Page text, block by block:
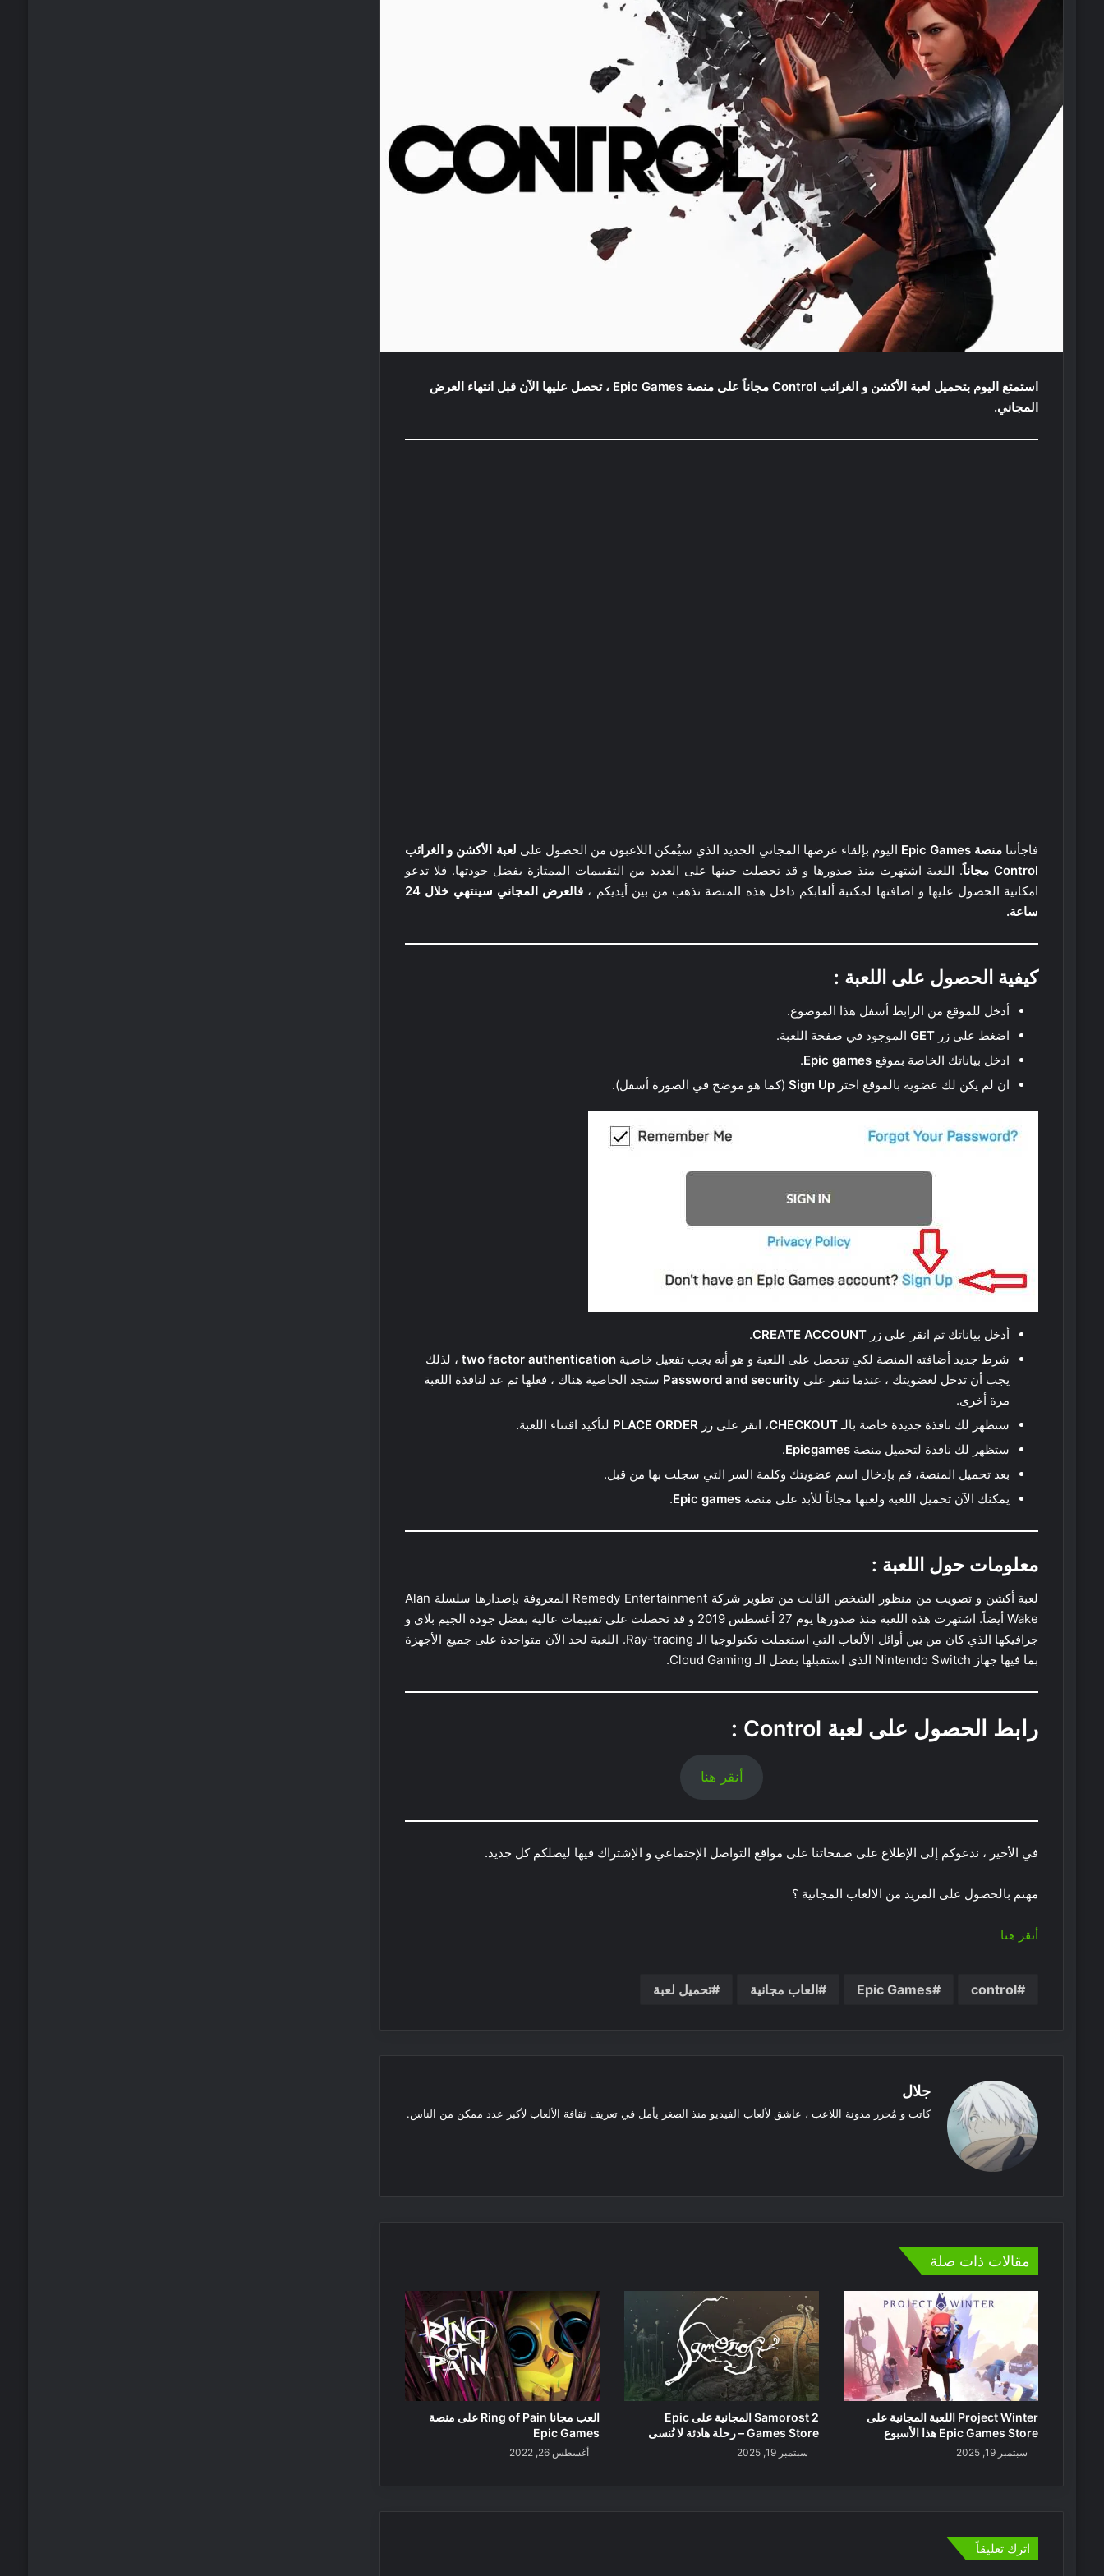
استمتع اليوم بتحميل لعبة الأكشن و الغرائب Control مجاناً على منصة Epic Games ، تحصل عليها الآن قبل انتهاء العرض
المجاني.
فاجأتنا منصة Epic Games اليوم بإلقاء عرضها المجاني الجديد الذي سيُمكن اللاعبون من الحصول على لعبة الأكشن و الغرائب
Control مجاناً
. اللعبة اشتهرت منذ صدورها و قد تحصلت حينها على العديد من التقييمات الممتازة بفضل جودتها. فلا تدعو
امكانية الحصول عليها و اضافتها لمكتبة ألعابكم داخل هذه المنصة تذهب من بين أيديكم ،
فالعرض المجاني سينتهي خلال 24
ساعة.
كيفية الحصول على اللعبة :
أدخل للموقع من الرابط أسفل هذا الموضوع.
اضغط على زر GETالموجود في صفحة اللعبة.
ادخل بياناتك الخاصة بموقع Epic games
.
ان لم يكن لك عضوية بالموقع اختر Sign Up(كما هو موضح في الصورة أسفل).
أدخل بياناتك ثم انقر على زر CREATE ACCOUNT
.
شرط جديد أضافته المنصة لكي تتحصل على اللعبة و هو أنه يجب تفعيل خاصية two factor authentication ، لذلك
يجب أن تدخل لعضويتك ، عندما تنقر على Password and security ستجد الخاصية هناك ، فعلها ثم عد لنافذة اللعبة
مرة أخرى.
ستظهر لك نافذة جديدة خاصة بالـ CHECKOUT، انقر على زر PLACE ORDER لتأكيد اقتناء اللعبة.
ستظهر لك نافذة لتحميل منصة Epicgames
.
بعد تحميل المنصة، قم بإدخال اسم عضويتك وكلمة السر التي سجلت بها من قبل.
يمكنك الآن تحميل اللعبة ولعبها مجاناً للأبد على منصة Epic games
.
معلومات حول اللعبة :
لعبة أكشن و تصويب من منظور الشخص الثالث من تطوير شركة Remedy Entertainment المعروفة بإصدارها سلسلة Alan
Wake أيضاً. اشتهرت هذه اللعبة منذ صدورها يوم 27 أغسطس 2019 و قد تحصلت على تقييمات عالية بفضل جودة الجيم بلاي و
جرافيكها الذي كان من بين أوائل الألعاب التي استعملت تكنولوجيا الـ Ray-tracing. اللعبة لحد الآن متواجدة على جميع الأجهزة
بما فيها جهاز Nintendo Switch الذي استقبلها بفضل الـ Cloud Gaming.
رابط الحصول على لعبة Control
:
أنقر هنا
في الأخير ، ندعوكم إلى الإطلاع على صفحاتنا على مواقع التواصل الإجتماعي و الإشتراك فيها ليصلكم كل جديد.
مهتم بالحصول على المزيد من الالعاب المجانية ؟
أنقر هنا
control
Epic Games العاب مجانية تحميل لعبة
جلال
كاتب و مُحرر مدونة اللاعب ، عاشق لألعاب الفيديو منذ الصغر يأمل في تعريف ثقافة الألعاب لأكبر عدد ممكن من الناس.
مقالات ذات صلة
Project Winter اللعبة المجانية على
Epic Games Store هذا الأسبوع
سبتمبر 19, 2025
Samorost 2 المجانية على Epic
Games Store – رحلة هادئة لا تُنسى
سبتمبر 19, 2025
العب مجانا Ring of Pain على منصة
Epic Games
أغسطس 26, 2022
اترك تعليقاً